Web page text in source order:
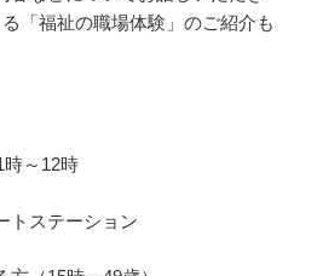
「福祉の職場体験」のご紹介も
時～12時
トステーション